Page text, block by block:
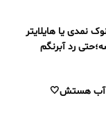
نمدی یا هایلایتر
رد آبرنگم
آب هستش🤍